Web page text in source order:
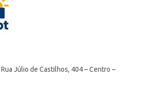
Júlio de Castilhos, 404 – Centro –